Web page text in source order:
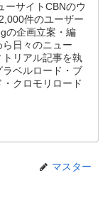
ーサイトCBNのウ
件のユーザー
の企画立案・編
日々のニュー
リアル記事を執
ベルロード・ブ
クロモリロード
マスター